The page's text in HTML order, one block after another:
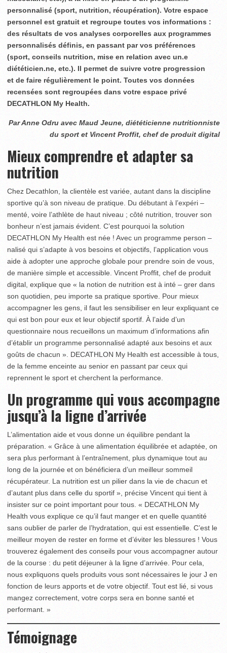
personnalisé (sport, nutrition, récupération). Votre espace
personnel est gratuit et regroupe toutes vos informations :
des résultats de vos analyses corporelles aux programmes
personnalisés définis, en passant par vos préférences
(sport, conseils nutrition, mise en relation avec un.e
diététicien.ne, etc.). Il permet de suivre votre progression
et de faire régulièrement le point. Toutes vos données
recensées sont regroupées dans votre espace privé
DECATHLON My Health.
Par Anne Odru avec Maud Jeune, diététicienne nutritionniste
du sport et Vincent Proffit, chef de produit digital
Mieux comprendre et adapter sa
nutrition
Chez Decathlon, la clientèle est variée, autant dans la discipline
sportive qu’à son niveau de pratique. Du débutant à l’expéri –
menté, voire l’athlète de haut niveau ; côté nutrition, trouver son
bonheur n’est jamais évident. C’est pourquoi la solution
DECATHLON My Health est née ! Avec un programme person –
nalisé qui s’adapte à vos besoins et objectifs, l’application vous
aide à adopter une approche globale pour prendre soin de vous,
de manière simple et accessible. Vincent Proffit, chef de produit
digital, explique que « la notion de nutrition est à inté – grer dans
son quotidien, peu importe sa pratique sportive. Pour mieux
accompagner les gens, il faut les sensibiliser en leur expliquant ce
qui est bon pour eux et leur objectif sportif. À l’aide d’un
questionnaire nous recueillons un maximum d’informations afin
d’établir un programme personnalisé adapté aux besoins et aux
goûts de chacun ». DECATHLON My Health est accessible à tous,
de la femme enceinte au senior en passant par ceux qui
reprennent le sport et cherchent la performance.
Un programme qui vous accompagne
jusqu’à la ligne d’arrivée
L’alimentation aide et vous donne un équilibre pendant la
préparation. « Grâce à une alimentation équilibrée et adaptée, on
sera plus performant à l’entraînement, plus dynamique tout au
long de la journée et on bénéficiera d’un meilleur sommeil
récupérateur. La nutrition est un pilier dans la vie de chacun et
d’autant plus dans celle du sportif », précise Vincent qui tient à
insister sur ce point important pour tous. « DECATHLON My
Health vous explique ce qu’il faut manger et en quelle quantité
sans oublier de parler de l’hydratation, qui est essentielle. C’est le
meilleur moyen de rester en forme et d’éviter les blessures ! Vous
trouverez également des conseils pour vous accompagner autour
de la course : du petit déjeuner à la ligne d’arrivée. Pour cela,
nous expliquons quels produits vous sont nécessaires le jour J en
fonction de leurs apports et de votre objectif. Tout est lié, si vous
mangez correctement, votre corps sera en bonne santé et
performant. »
Témoignage